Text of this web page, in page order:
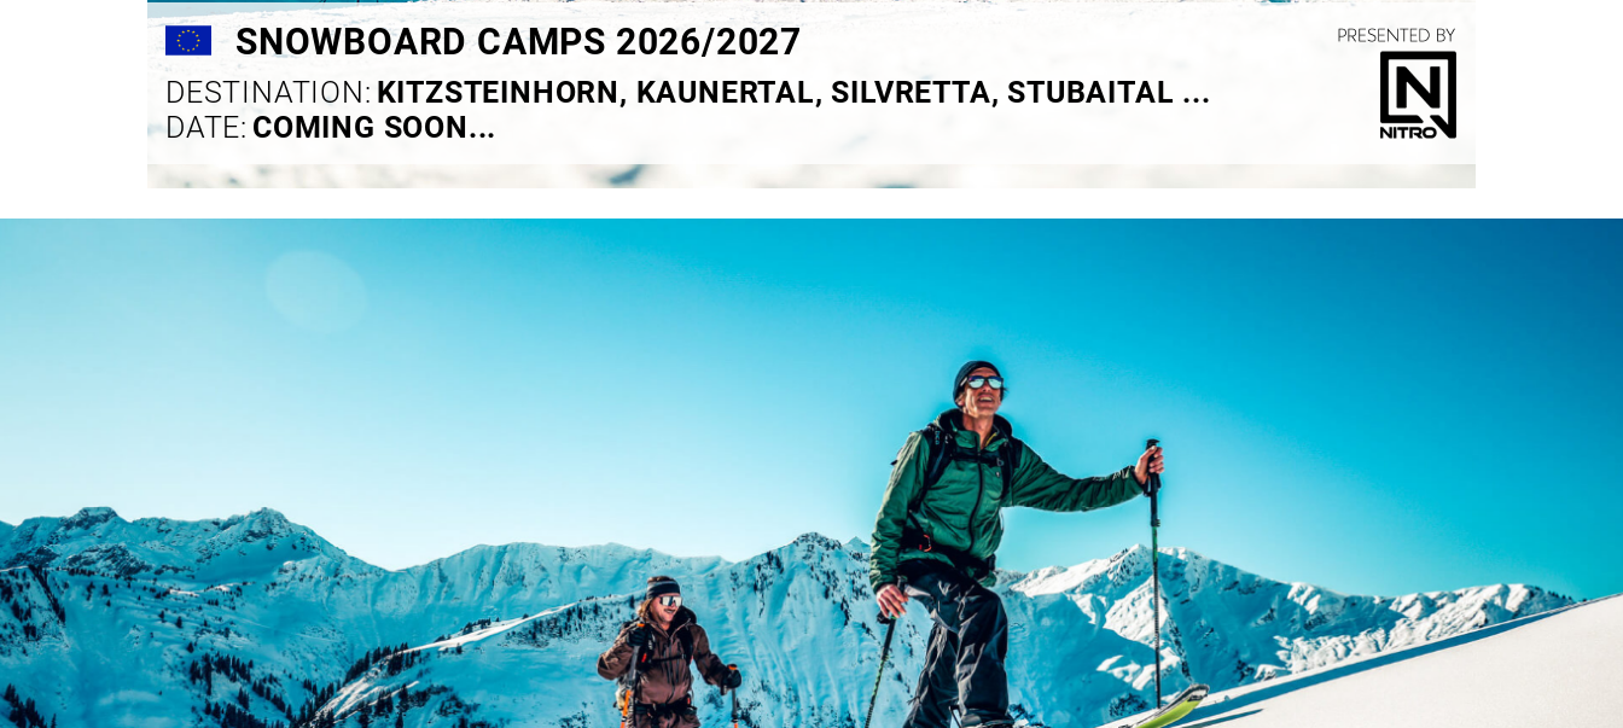
SNOWBOARD CAMPS 2026/2027
DESTINATION: KITZSTEINHORN, KAUNERTAL, SILVRETTA, STUBAITAL ...
DATE: COMING SOON...